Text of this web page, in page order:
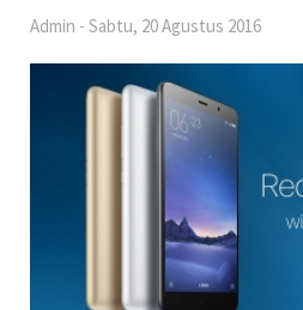
Admin - Sabtu, 20 Agustus 2016